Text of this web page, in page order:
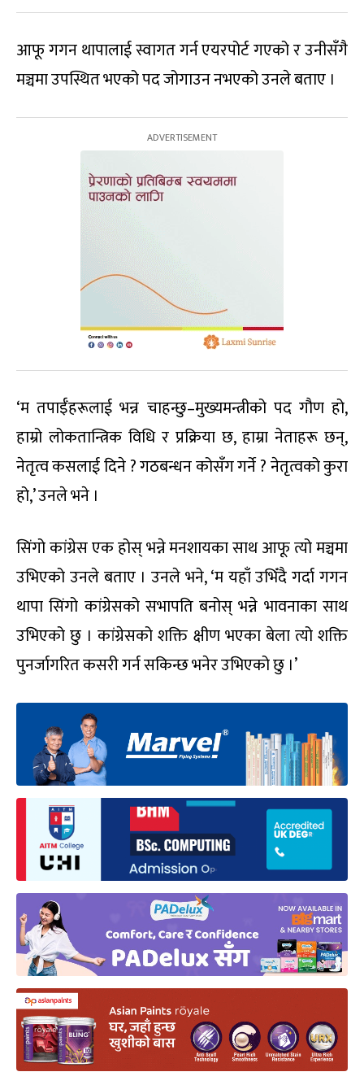
आफू गगन थापालाई स्वागत गर्न एयरपोर्ट गएको र उनीसँगै
मञ्चमा उपस्थित भएको पद जोगाउन नभएको उनले बताए ।
‘म तपाईँहरूलाई भन्न चाहन्छु–मुख्यमन्त्रीको पद गौण हो,
हाम्रो लोकतान्त्रिक विधि र प्रक्रिया छ, हाम्रा नेताहरू छन्,
नेतृत्व कसलाई दिने ? गठबन्धन कोसँग गर्ने ? नेतृत्वको कुरा
हो,’ उनले भने ।
सिंगो कांग्रेस एक होस् भन्ने मनशायका साथ आफू त्यो मञ्चमा
उभिएको उनले बताए । उनले भने, ‘म यहाँ उभिँदै गर्दा गगन
थापा सिंगो कांग्रेसको सभापति बनोस् भन्ने भावनाका साथ
उभिएको छु । कांग्रेसको शक्ति क्षीण भएका बेला त्यो शक्ति
पुनर्जागरित कसरी गर्न सकिन्छ भनेर उभिएको छु ।’